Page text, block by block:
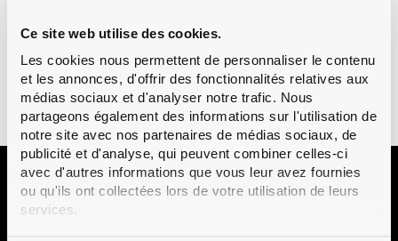
Ce site web utilise des cookies.
Les cookies nous permettent de personnaliser le contenu
et les annonces, d'offrir des fonctionnalités relatives aux
médias sociaux et d'analyser notre trafic. Nous
partageons également des informations sur l'utilisation de
notre site avec nos partenaires de médias sociaux, de
publicité et d'analyse, qui peuvent combiner celles-ci
avec d'autres informations que vous leur avez fournies
ou qu'ils ont collectées lors de votre utilisation de leurs
services.
Contact